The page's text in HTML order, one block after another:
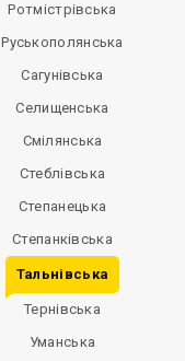
Ротмістрівська
Руськополянська
Сагунівська
Селищенська
Смілянська
Стеблівська
Степанецька
Степанківська
Тальнівська
Тернівська
Уманська